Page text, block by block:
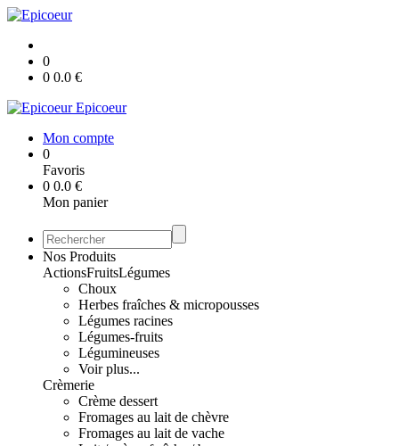
0
0 0.0 €
Epicoeur
Mon compte
0
Favoris
0 0.0 €
Mon panier
Nos Produits
ActionsFruitsLégumes
Choux
Herbes fraîches & micropousses
Légumes racines
Légumes-fruits
Légumineuses
Voir plus...
Crèmerie
Crème dessert
Fromages au lait de chèvre
Fromages au lait de vache